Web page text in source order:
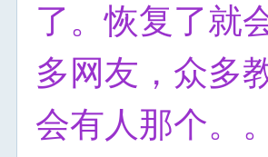
了。恢复了就
多网友，众多
会有人那个。